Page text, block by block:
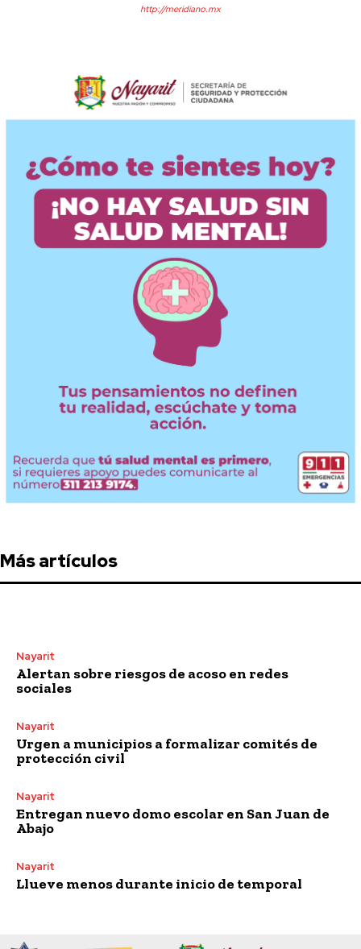
http://meridiano.mx
Más artículos
Nayarit
Alertan sobre riesgos de acoso en redes
sociales
Nayarit
Urgen a municipios a formalizar comités de
protección civil
Nayarit
Entregan nuevo domo escolar en San Juan de
Abajo
Nayarit
Llueve menos durante inicio de temporal